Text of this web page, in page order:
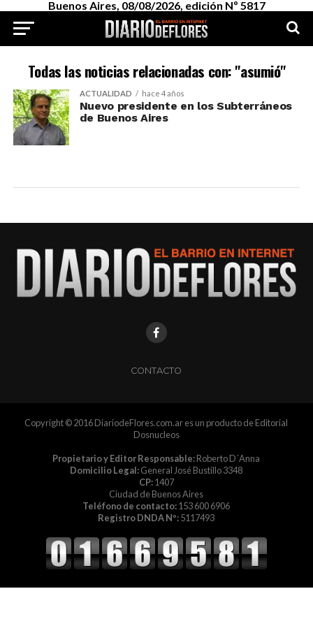
Buenos Aires, 08/08/2026, edición Nº 5817
Todas las noticias relacionadas con: "asumió"
ACTUALIDAD hace 4 años
Nuevo presidente en los Subterráneos
de Buenos Aires
CONTACTO
Copyright © 2016 DiariodeFlores.com.ar es un producto de Editorial
Dosnucleos
Propietario y Editor Responsable:Roberto D´Anna
Domicilio Legal:General José Bustillo 3348
CP:1407
Ciudad de Buenos Aires
Teléfono de contacto:153 600 6906
Registro DNDA Nº:5117493